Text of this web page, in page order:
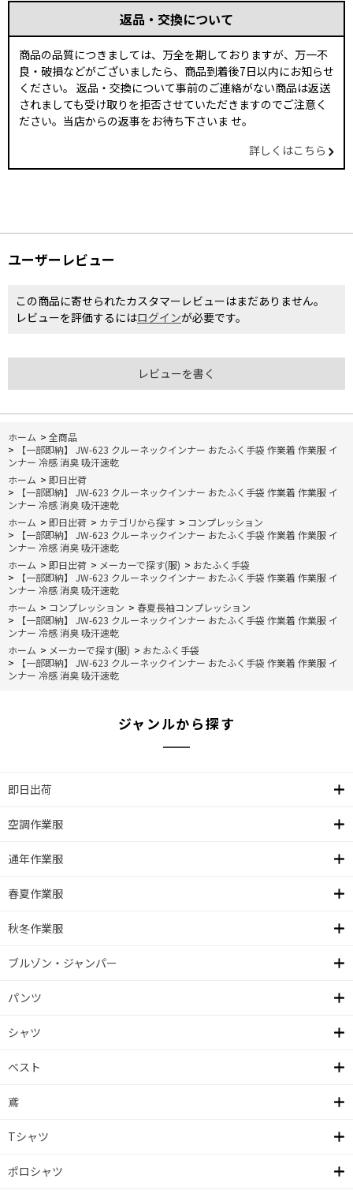
返品・交換について
商品の品質につきましては、万全を期しておりますが、万一不
良・破損などがございましたら、商品到着後7日以内にお知らせ
ください。 返品・交換について事前のご連絡がない商品は返送
されましても受け取りを拒否させていただきますのでご注意く
ださい。当店からの返事をお待ち下さいま せ。
詳しくはこちら
ユーザーレビュー
この商品に寄せられたカスタマーレビューはまだありません。
レビューを評価するにはログインが必要です。
レビューを書く
ホーム > 全商品
>
【一部即納】 JW-623 クルーネックインナー おたふく手袋 作業着 作業服 イ
ンナー 冷感 消臭 吸汗速乾
ホーム > 即日出荷
>
【一部即納】 JW-623 クルーネックインナー おたふく手袋 作業着 作業服 イ
ンナー 冷感 消臭 吸汗速乾
ホーム > 即日出荷 > カテゴリから探す > コンプレッション
>
【一部即納】 JW-623 クルーネックインナー おたふく手袋 作業着 作業服 イ
ンナー 冷感 消臭 吸汗速乾
ホーム > 即日出荷 > メーカーで探す(服) > おたふく手袋
>
【一部即納】 JW-623 クルーネックインナー おたふく手袋 作業着 作業服 イ
ンナー 冷感 消臭 吸汗速乾
ホーム > コンプレッション > 春夏長袖コンプレッション
>
【一部即納】 JW-623 クルーネックインナー おたふく手袋 作業着 作業服 イ
ンナー 冷感 消臭 吸汗速乾
ホーム > メーカーで探す(服) > おたふく手袋
>
【一部即納】 JW-623 クルーネックインナー おたふく手袋 作業着 作業服 イ
ンナー 冷感 消臭 吸汗速乾
ジャンルから探す
即日出荷
空調作業服
通年作業服
春夏作業服
秋冬作業服
ブルゾン・ジャンパー
パンツ
シャツ
ベスト
鳶
Tシャツ
ポロシャツ